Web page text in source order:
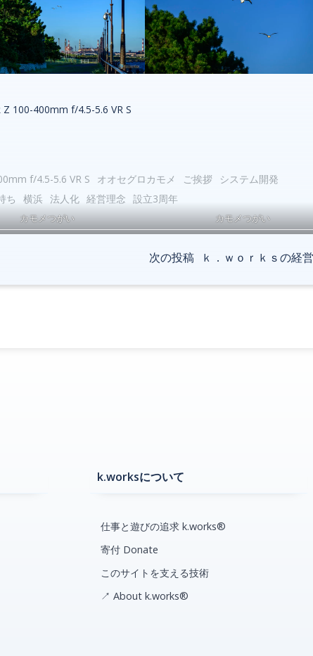
カモメつがい カモメつがい
Z 100-400mm f/4.5-5.6 VR S
f/4.5-5.6 VR S オオセグロカモメ ご挨拶
システム開発
ち 横浜 法人化 経営理念 設立3周年
navigation
次の投稿 ｋ．ｗｏｒｋｓの経
k.worksについて
仕事と遊びの追求 k.works®
寄付 Donate
このサイトを支える技術
↗ About k.works®